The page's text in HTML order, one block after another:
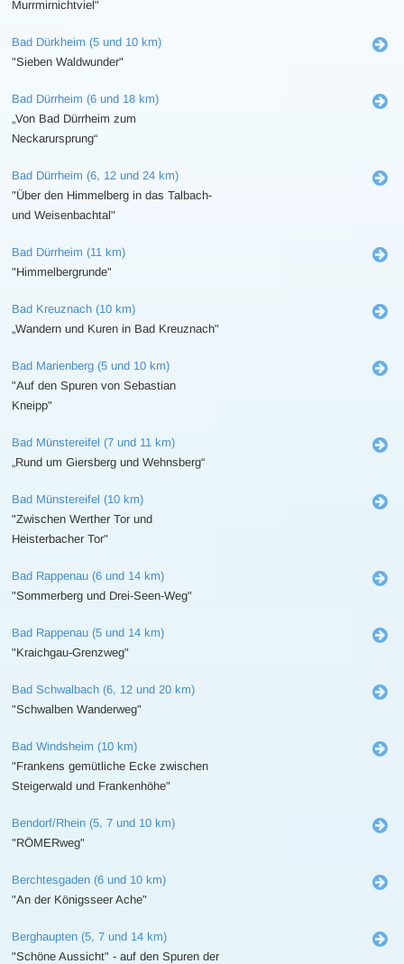
Murrmirnichtviel"
Bad Dürkheim (5 und 10 km)
"Sieben Waldwunder"
Bad Dürrheim (6 und 18 km)
„Von Bad Dürrheim zum
Neckarursprung“
Bad Dürrheim (6, 12 und 24 km)
"Über den Himmelberg in das Talbach-
und Weisenbachtal"
Bad Dürrheim (11 km)
"Himmelbergrunde"
Bad Kreuznach (10 km)
„Wandern und Kuren in Bad Kreuznach"
Bad Marienberg (5 und 10 km)
"Auf den Spuren von Sebastian
Kneipp"
Bad Münstereifel (7 und 11 km)
„Rund um Giersberg und Wehnsberg“
Bad Münstereifel (10 km)
"Zwischen Werther Tor und
Heisterbacher Tor"
Bad Rappenau (6 und 14 km)
"Sommerberg und Drei-Seen-Weg"
Bad Rappenau (5 und 14 km)
"Kraichgau-Grenzweg"
Bad Schwalbach (6, 12 und 20 km)
"Schwalben Wanderweg"
Bad Windsheim (10 km)
"Frankens gemütliche Ecke zwischen
Steigerwald und Frankenhöhe"
Bendorf/Rhein (5, 7 und 10 km)
"RÖMERweg"
Berchtesgaden (6 und 10 km)
"An der Königsseer Ache"
Berghaupten (5, 7 und 14 km)
"Schöne Aussicht" - auf den Spuren der